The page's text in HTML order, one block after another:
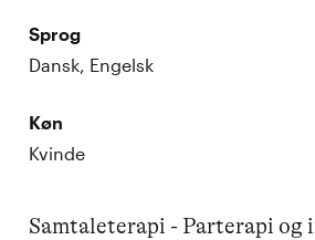
Sprog
Dansk, Engelsk
Køn
Kvinde
Samtaleterapi - Parterapi og